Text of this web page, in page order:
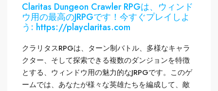
Claritas Dungeon Crawler RPGは、ウィンド
ウ用の最高のJRPGです！今すぐプレイしよ
う: https://playclaritas.com
クラリタスRPGは、ターン制バトル、多様なキャラ
クター、そして探索できる複数のダンジョンを特徴
とする、ウィンドウ用の魅力的なJRPGです。このゲ
ームでは、あなたが様々な英雄たちを編成して、敵